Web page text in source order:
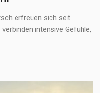
erfreuen sich seit
intensive Gefühle,